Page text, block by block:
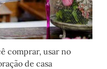
comprar, usar no
de casa